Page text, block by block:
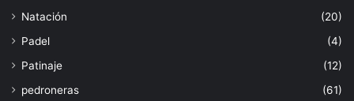
Natación
(20)
Padel
(4)
Patinaje
(12)
pedroneras
(61)